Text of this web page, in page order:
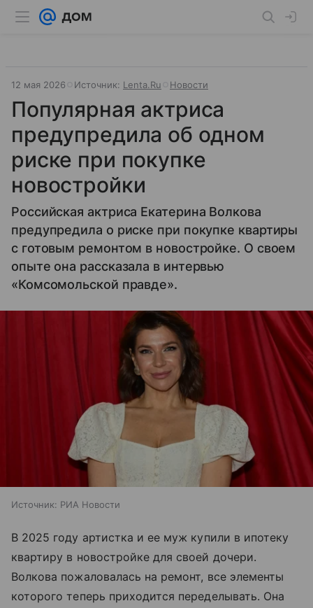
12 мая 2026 Источник: Lenta.Ru Новости
Популярная актриса
предупредила об одном
риске при покупке
новостройки
Российская актриса Екатерина Волкова
предупредила о риске при покупке квартиры
с готовым ремонтом в новостройке. О своем
опыте она рассказала в интервью
«Комсомольской правде».
Источник: РИА Новости
В 2025 году артистка и ее муж купили в ипотеку
квартиру в новостройке для своей дочери.
Волкова пожаловалась на ремонт, все элементы
которого теперь приходится переделывать. Она